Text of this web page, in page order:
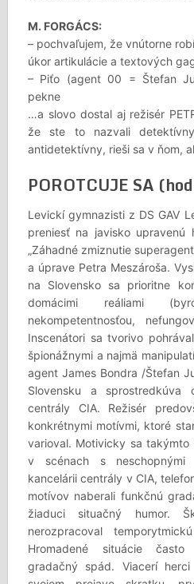
M. FORGÁCS:
– pochvaľujem, že vnútorne
úkor artikulácie a textových
– Piťo (agent 00 = Štefan
pekne
…a slovo dostal aj režisér
že ste to nazvali
antidetektívny, rieši sa v ňom,
POROTCUJE SA
Levickí gymnazisti z DS GAV
preniesť na javisko upravenú
„Záhadné zmiznutie
a úprave Petra Meszároša.
na Slovensko sa prioritne
domácimi reáliami
nekompetentnosťou,
Inscenátori sa tvorivo
špionážnymi a najmä
agent James Bondra /Štefan
Slovensku a
centrály CIA. Režisér
konkrétnymi motívmi, ktoré
varioval. Motivicky sa takýmto
v scénach s neschopnými
kancelárii centrály v CIA,
motívov naberali funkčnú
žiaduci situačný humor.
nerozpracoval
Hromadené situácie často
gradačný spád. Viacerí